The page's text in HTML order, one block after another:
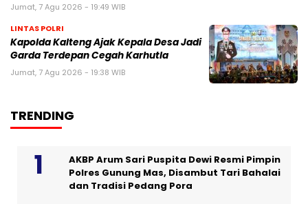
Jumat, 7 Agu 2026 - 19:49 WIB
LINTAS POLRI
Kapolda Kalteng Ajak Kepala Desa Jadi
Garda Terdepan Cegah Karhutla
Jumat, 7 Agu 2026 - 19:38 WIB
TRENDING
AKBP Arum Sari Puspita Dewi Resmi Pimpin
Polres Gunung Mas, Disambut Tari Bahalai
dan Tradisi Pedang Pora